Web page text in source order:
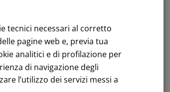
tecnici necessari al corretto
pagine web e, previa tua
analitici e di profilazione per
di navigazione degli
l’utilizzo dei servizi messi a